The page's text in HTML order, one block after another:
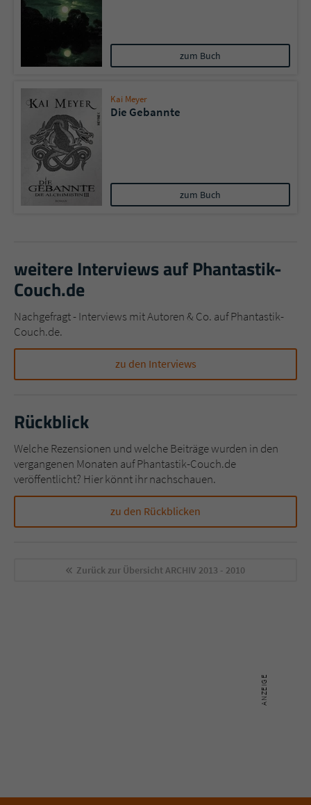
zum Buch
Kai Meyer
Die Gebannte
zum Buch
weitere Interviews auf Phantastik-
Couch.de
Nachgefragt - Interviews mit Autoren & Co. auf Phantastik-
Couch.de.
zu den Interviews
Rückblick
Welche Rezensionen und welche Beiträge wurden in den
vergangenen Monaten auf Phantastik-Couch.de
veröffentlicht? Hier könnt ihr nachschauen.
zu den Rückblicken
Zurück zur ÜbersichtARCHIV 2013 - 2010